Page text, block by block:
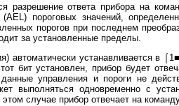
ответа прибора на
пороговых значений,
порогов при последнем
за установленные пределы.
устанавливается в
бит установлен, прибор будет
управления и пороги не
выполняться одновременно с
случае прибор отвечает на